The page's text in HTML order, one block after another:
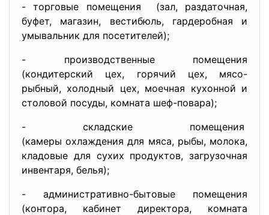
- торговые помещения (зал, раздаточная,
буфет, магазин, вестибюль, гардеробная и
умывальник для посетителей);
- производственные помещения
(кондитерский цех, горячий цех, мясо-
рыбный, холодный цех, моечная кухонной и
столовой посуды, комната шеф-повара);
- складские помещения
(камеры охлаждения для мяса, рыбы, молока,
кладовые для сухих продуктов, загрузочная
инвентаря, белья);
- административно-бытовые помещения
(контора, кабинет директора, комната